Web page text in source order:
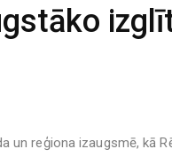
un reģiona izaugsmē, kā